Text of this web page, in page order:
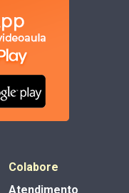
Colabore
Atendimento